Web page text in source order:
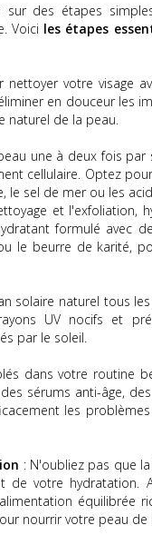
des étapes
Voici les étapes
votre visage
en douceur les
naturel de la peau.
une à deux fois par
cellulaire. Optez
le sel de mer ou les
et l'exfoliation,
formulé avec
le beurre de karité,
solaire naturel tous
UV nocifs et
par le soleil.
dans votre routine
sérums anti-âge,
les
: N'oubliez pas que
votre hydratation.
équilibrée
nourrir votre peau de